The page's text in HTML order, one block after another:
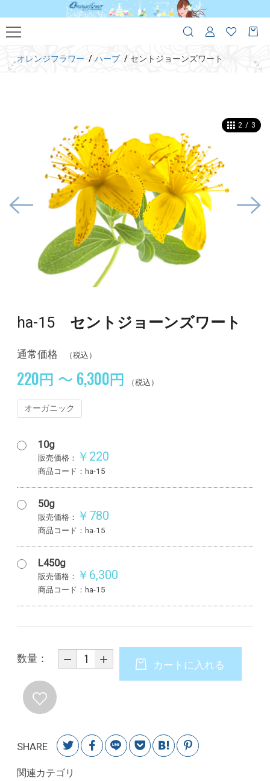
オレンジフラワー ハーブ セントジョーンズワート
2 / 3
ha-15 セントジョーンズワート
通常価格 （税込）
220円 ～ 6,300円 （税込）
オーガニック
10g
販売価格： ￥220
商品コード：ha-15
50g
販売価格： ￥780
商品コード：ha-15
L450g
販売価格： ￥6,300
商品コード：ha-15
数量：
カートに入れる
SHARE
関連カテゴリ